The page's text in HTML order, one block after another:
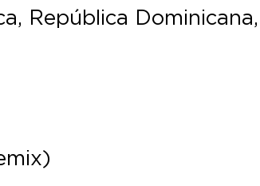
República Dominicana,